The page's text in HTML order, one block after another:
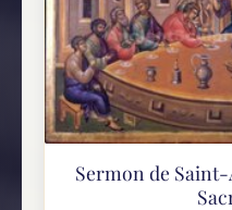
Sermon de